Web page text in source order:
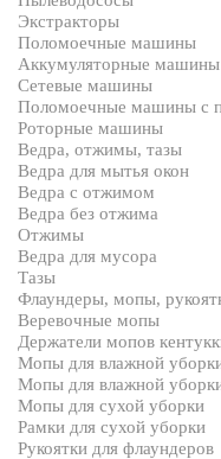
Экстракторы
Поломоечные машины
Аккумуляторные машины
Сетевые машины
Поломоечные машины с
Роторные машины
Ведра, отжимы, тазы
Ведра для мытья окон
Ведра с отжимом
Ведра без отжима
Отжимы
Ведра для мусора
Тазы
Флаундеры, мопы,
Веревочные мопы
Держатели мопов
Мопы для влажной
Мопы для влажной
Мопы для сухой уборки
Рамки для сухой уборки
Рукоятки для флаундеров